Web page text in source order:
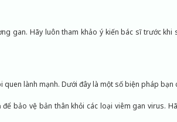
gan. Hãy luôn tham khảo ý kiến bác sĩ trước khi
lành mạnh. Dưới đây là một số biện pháp bạn
bảo vệ bản thân khỏi các loại viêm gan virus.